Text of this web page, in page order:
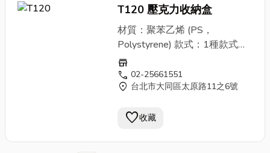
尺寸偶有差異但以現場商品為
主。建議訂購前致電洽詢，或至
門市確認後再購買。 ③因庫存
管控、商品流通頻繁，欲大量購
買建議您先來電洽詢避免向隅。
④商品售價均含稅且本公司依法
開立統一發票，故退換貨請攜帶
當次交易之發票以便於作業。
抗油脂，受到紫外光照射後易變
色。 其商品薄且脆弱，使用上
請避免摔撞。 ②塑膠商品，請
裂並更換。一經售出後，恕不接
受退換貨。 ③本商品非定型成
①影像會因拍攝設備影響，跟商
品實體外觀與色澤有差異，敬請
見諒。 ②商品會因原物料、廠
T120 壓克力收納盒
材質：聚苯乙烯 (PS，
Polystyrene) 款式：1種款式、
1種顏色(粉色) 規格與售價： ▶
３格 尺寸：外徑寬24x高8x
側8 cm 每格寬7.4x高
個280元 商品說明： ①聚苯乙
脆，無色透明。易被強酸、強
store
call 02-25661551
location_on 台北市大同區太原路11之6號
favorite收藏